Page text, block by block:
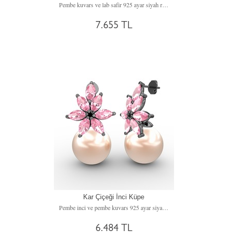
Pembe kuvars ve lab safir 925 ayar siyah rodyum kaplama gümüş küpe
7.655 TL
Kar Çiçeği İnci Küpe
Pembe inci ve pembe kuvars 925 ayar siyah rodyum kaplama gümüş küpe
6.484 TL